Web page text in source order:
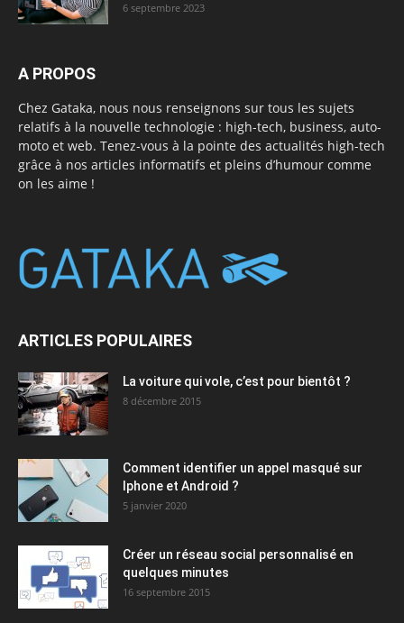
6 septembre 2023
A PROPOS
Chez Gataka, nous nous renseignons sur tous les sujets
relatifs à la nouvelle technologie : high-tech, business, auto-
moto et web. Tenez-vous à la pointe des actualités high-tech
grâce à nos articles informatifs et pleins d’humour comme
on les aime !
ARTICLES POPULAIRES
La voiture qui vole, c’est pour bientôt ?
8 décembre 2015
Comment identifier un appel masqué sur
Iphone et Android ?
5 janvier 2020
Créer un réseau social personnalisé en
quelques minutes
16 septembre 2015